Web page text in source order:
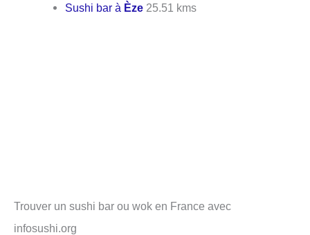
Sushi bar à Èze 25.51 kms
Trouver un sushi bar ou wok en France avec
infosushi.org